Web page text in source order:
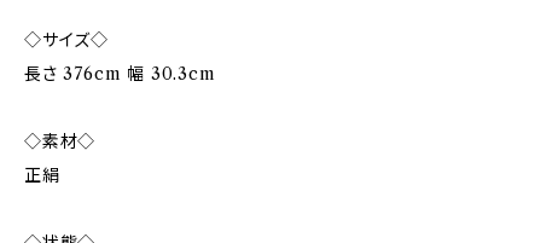
◇サイズ◇
長さ 376cm 幅 30.3cm
◇素材◇
正絹